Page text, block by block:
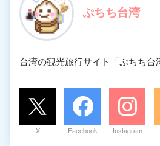
ぷちち台湾
台湾の観光旅行サイト「ぷちち台
X Facebook Instagram